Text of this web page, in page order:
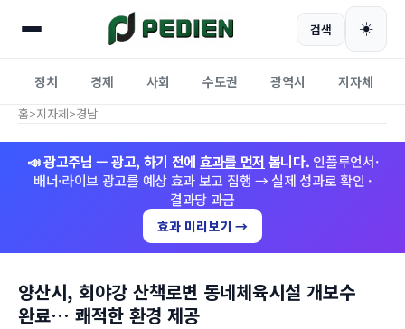
검색 ☀️
정치 경제 사회 수도권 광역시 지자체
홈>지자체>경남
📣 광고주님 — 광고, 하기 전에 효과를 먼저 봅니다. 인플루언서·
배너·라이브 광고를 예상 효과 보고 집행 → 실제 성과로 확인 ·
결과당 과금
효과 미리보기 →
양산시, 회야강 산책로변 동네체육시설 개보수
완료… 쾌적한 환경 제공